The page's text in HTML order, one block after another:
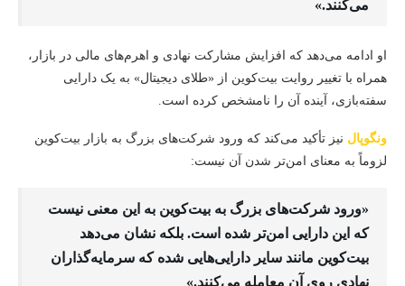
می‌کنند.»
او ادامه می‌دهد که افزایش مشارکت نهادی و اهرم‌های مالی در بازار،
همراه با تغییر روایت بیت‌کوین از «طلای دیجیتال» به یک دارایی
سفته‌بازی، آینده آن را نامشخص کرده است.
ونگوپال نیز تأکید می‌کند که ورود شرکت‌های بزرگ به بازار بیت‌کوین
لزوماً به معنای امن‌تر شدن آن نیست:
«ورود شرکت‌های بزرگ به بیت‌کوین به این معنی نیست
که این دارایی امن‌تر شده است. بلکه نشان می‌دهد
بیت‌کوین مانند سایر دارایی‌هایی شده که سرمایه‌گذاران
نهادی روی آن معامله می‌کنند.»